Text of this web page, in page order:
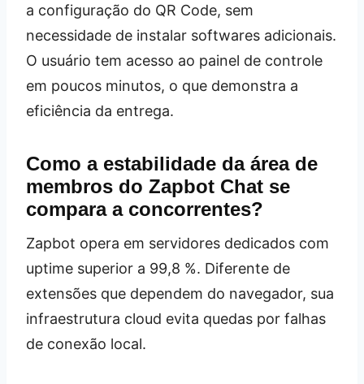
a configuração do QR Code, sem
necessidade de instalar softwares adicionais.
O usuário tem acesso ao painel de controle
em poucos minutos, o que demonstra a
eficiência da entrega.
Como a estabilidade da área de
membros do Zapbot Chat se
compara a concorrentes?
Zapbot opera em servidores dedicados com
uptime superior a 99,8 %. Diferente de
extensões que dependem do navegador, sua
infraestrutura cloud evita quedas por falhas
de conexão local.